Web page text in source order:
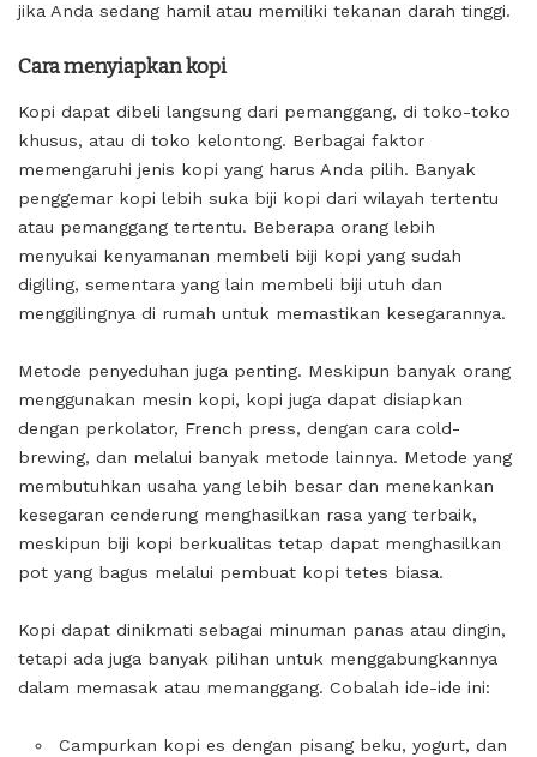
jika Anda sedang hamil atau memiliki tekanan darah tinggi.
Cara menyiapkan kopi
Kopi dapat dibeli langsung dari pemanggang, di toko-toko
khusus, atau di toko kelontong. Berbagai faktor
memengaruhi jenis kopi yang harus Anda pilih. Banyak
penggemar kopi lebih suka biji kopi dari wilayah tertentu
atau pemanggang tertentu. Beberapa orang lebih
menyukai kenyamanan membeli biji kopi yang sudah
digiling, sementara yang lain membeli biji utuh dan
menggilingnya di rumah untuk memastikan kesegarannya.
Metode penyeduhan juga penting. Meskipun banyak orang
menggunakan mesin kopi, kopi juga dapat disiapkan
dengan perkolator, French press, dengan cara cold-
brewing, dan melalui banyak metode lainnya. Metode yang
membutuhkan usaha yang lebih besar dan menekankan
kesegaran cenderung menghasilkan rasa yang terbaik,
meskipun biji kopi berkualitas tetap dapat menghasilkan
pot yang bagus melalui pembuat kopi tetes biasa.
Kopi dapat dinikmati sebagai minuman panas atau dingin,
tetapi ada juga banyak pilihan untuk menggabungkannya
dalam memasak atau memanggang. Cobalah ide-ide ini:
Campurkan kopi es dengan pisang beku, yogurt, dan